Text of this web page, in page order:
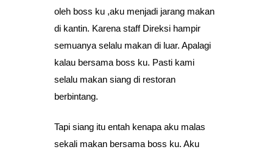
oleh boss ku ,aku menjadi jarang makan
di kantin. Karena staff Direksi hampir
semuanya selalu makan di luar. Apalagi
kalau bersama boss ku. Pasti kami
selalu makan siang di restoran
berbintang.
Tapi siang itu entah kenapa aku malas
sekali makan bersama boss ku. Aku